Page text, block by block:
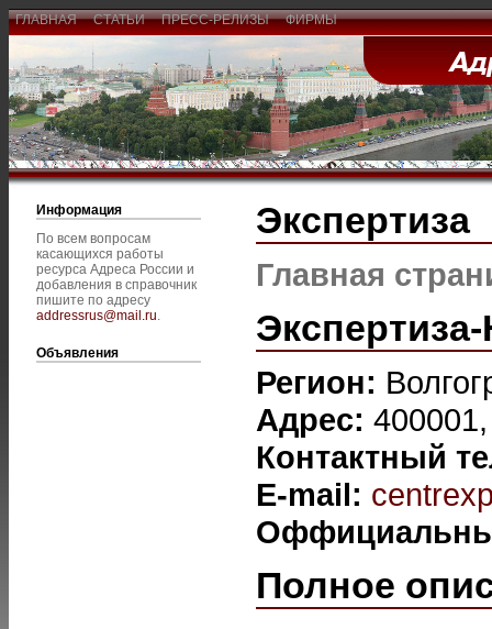
ГЛАВНАЯ СТАТЬИ ПРЕСС-РЕЛИЗЫ ФИРМЫ
Информация
По всем вопросам
касающихся работы
ресурса Адреса России и
добавления в справочник
пишите по адресу
addressrus@mail.ru.
Объявления
Экспертиза
Главная
Регион:
Адрес:
Контактный
E-mail:
Полное